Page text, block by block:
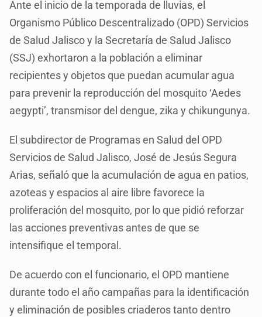
Ante el inicio de la temporada de lluvias, el
Organismo Público Descentralizado (OPD) Servicios
de Salud Jalisco y la Secretaría de Salud Jalisco
(SSJ) exhortaron a la población a eliminar
recipientes y objetos que puedan acumular agua
para prevenir la reproducción del mosquito ‘Aedes
aegypti’, transmisor del dengue, zika y chikungunya.
El subdirector de Programas en Salud del OPD
Servicios de Salud Jalisco, José de Jesús Segura
Arias, señaló que la acumulación de agua en patios,
azoteas y espacios al aire libre favorece la
proliferación del mosquito, por lo que pidió reforzar
las acciones preventivas antes de que se
intensifique el temporal.
De acuerdo con el funcionario, el OPD mantiene
durante todo el año campañas para la identificación
y eliminación de posibles criaderos tanto dentro